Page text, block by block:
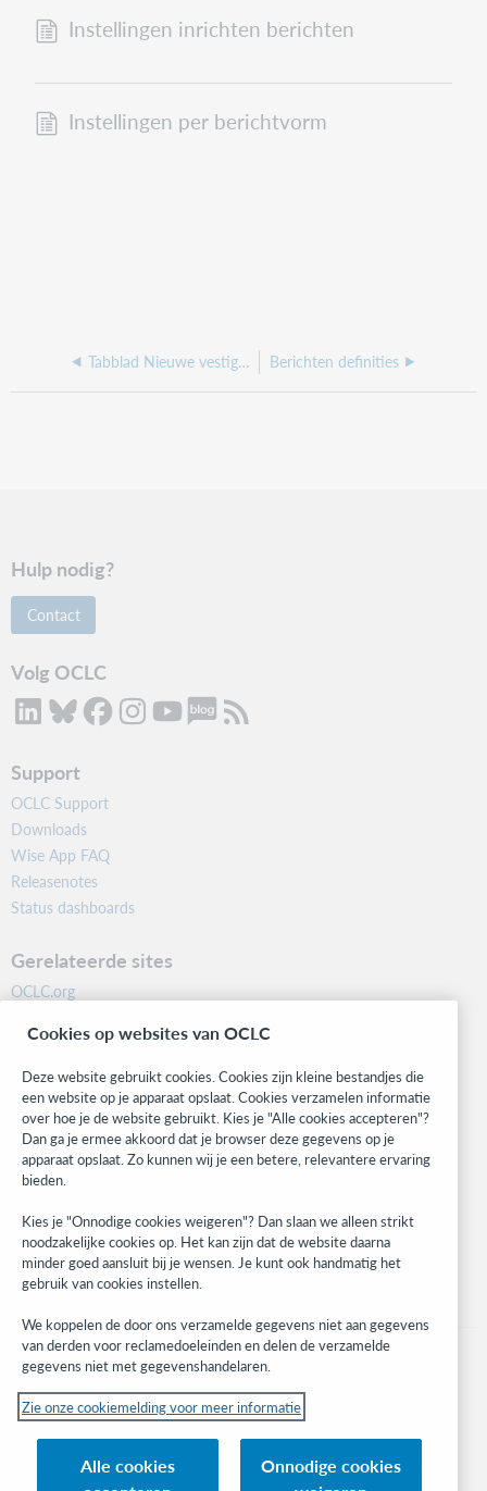
Instellingen inrichten berichten
Instellingen per berichtvorm
Tabblad Nieuwe vestiging-set Berichten definities
Hulp nodig?
Contact
Volg OCLC
Support
OCLC Support
Downloads
Wise App FAQ
Releasenotes
Status dashboards
Gerelateerde sites
OCLC.org
Community
Research
WebJunction
Developer Network
Blijf op de hoogte
Ontvang de laatste informatie over onze producten, onderzoeken,
evenementen en nog veel meer.
Ik meld me aan
© 2026 OCLC
Inc. en buitenlandse filialen
Cookies op websites van OCLC
Deze website gebruikt cookies. Cookies zijn kleine bestandjes die
een website op je apparaat opslaat. Cookies verzamelen informatie
over hoe je de website gebruikt. Kies je "Alle cookies accepteren"?
Dan ga je ermee akkoord dat je browser deze gegevens op je
apparaat opslaat. Zo kunnen wij je een betere, relevantere ervaring
bieden.
Kies je "Onnodige cookies weigeren"? Dan slaan we alleen strikt
noodzakelijke cookies op. Het kan zijn dat de website daarna
minder goed aansluit bij je wensen. Je kunt ook handmatig het
gebruik van cookies instellen.
We koppelen de door ons verzamelde gegevens niet aan gegevens
van derden voor reclamedoeleinden en delen de verzamelde
gegevens niet met gegevenshandelaren.
Zie onze cookiemelding voor meer informatie
Alle cookies
Onnodige cookies